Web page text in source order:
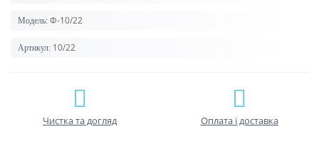
Модель: Ф-10/22
Артикул: 10/22
Чистка та догляд Оплата і доставка